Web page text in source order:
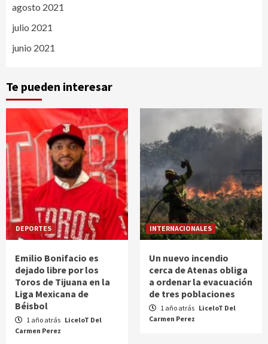
agosto 2021
julio 2021
junio 2021
Te pueden interesar
DEPORTES
Emilio Bonifacio es
dejado libre por los
Toros de Tijuana en la
Liga Mexicana de
Béisbol
1 año atrás LiceloT Del
Carmen Perez
INTERNACIONALES
Un nuevo incendio
cerca de Atenas obliga
a ordenar la evacuación
de tres poblaciones
1 año atrás LiceloT Del
Carmen Perez